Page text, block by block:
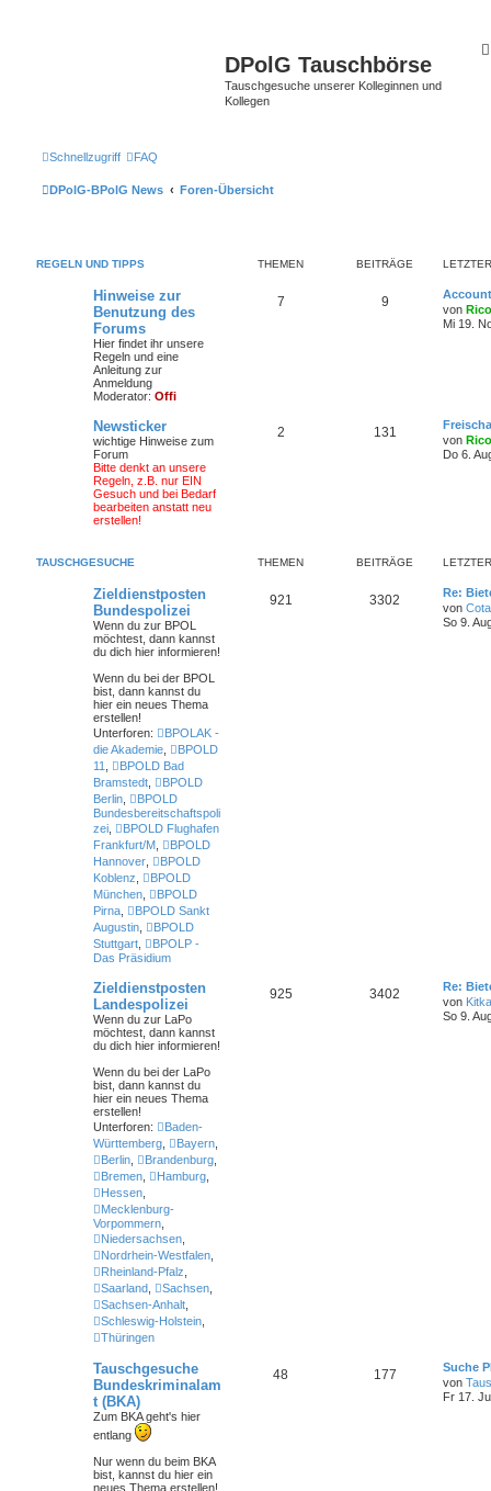
DPolG Tauschbörse
Tauschgesuche unserer Kolleginnen und
Kollegen
Schnellzugriff FAQ
DPolG-BPolG News Foren-Übersicht
REGELN UND TIPPS THEMEN BEITRÄGE
Hinweise zur
Benutzung des
Forums
Hier findet ihr unsere
Regeln und eine
Anleitung zur
Anmeldung
Moderator: Offi
7 9
von
Mi 19.
Newsticker
wichtige Hinweise zum
Forum
Bitte denkt an unsere
Regeln, z.B. nur EIN
Gesuch und bei Bedarf
bearbeiten anstatt neu
erstellen!
2 131
von
Do 6.
TAUSCHGESUCHE THEMEN BEITRÄGE
Zieldienstposten
Bundespolizei
Wenn du zur BPOL
möchtest, dann kannst
du dich hier informieren!
Wenn du bei der BPOL
bist , dann kannst du
hier ein neues Thema
erstellen!
Unterforen:
BPOLAK -
die Akademie
BPOLD
11
BPOLD Bad
Bramstedt
BPOLD
Berlin
BPOLD
Bundesbereitschaftspoli
zei
BPOLD Flughafen
Frankfurt/M
BPOLD
Hannover
BPOLD
Koblenz
BPOLD
München
BPOLD
Pirna
BPOLD Sankt
Augustin
BPOLD
Stuttgart
BPOLP -
Das Präsidium
921 3302
Re:
von
So 9.
Zieldienstposten
Landespolizei
Wenn du zur LaPo
möchtest, dann kannst
du dich hier informieren!
Wenn du bei der LaPo
bist , dann kannst du
hier ein neues Thema
erstellen!
Unterforen:
Baden-
Württemberg
Bayern
Berlin
Brandenburg
Bremen
Hamburg
Hessen
Mecklenburg-
Vorpommern
Niedersachsen
Nordrhein-Westfalen
Rheinland-Pfalz
Saarland
Sachsen
Sachsen-Anhalt
Schleswig-Holstein
Thüringen
925 3402
Re:
von
So 9.
Tauschgesuche
Bundeskriminalam
t (BKA)
Zum BKA geht's hier
entlang
Nur wenn du beim BKA
bist , kannst du hier ein
neues Thema erstellen!
48 177
Suche
von
Fr 17.